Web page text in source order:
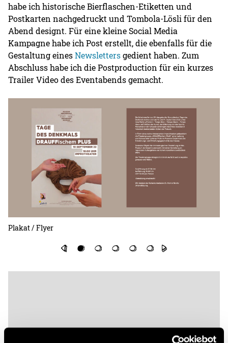
habe ich historische Bierflaschen-Etiketten und
Postkarten nachgedruckt und Tombola-Lösli für den
Abend designt. Für eine kleine Social Media
Kampagne habe ich Post erstellt, die ebenfalls für die
Gestaltung einesNewslettersgedient haben. Zum
Abschluss habe ich die Postproduction für ein kurzes
Trailer Video des Eventabends gemacht.
Plakat / Flyer